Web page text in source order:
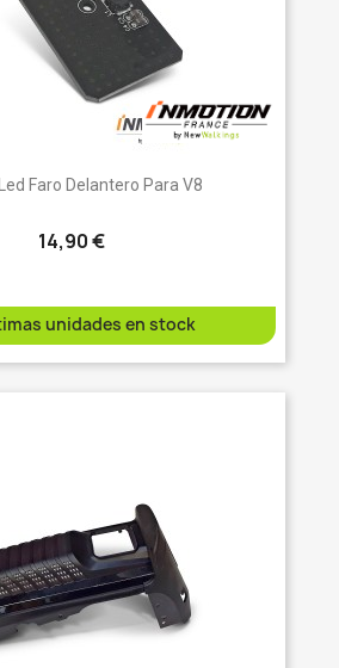
Faro Delantero Para V8
14,90 €
unidades en stock